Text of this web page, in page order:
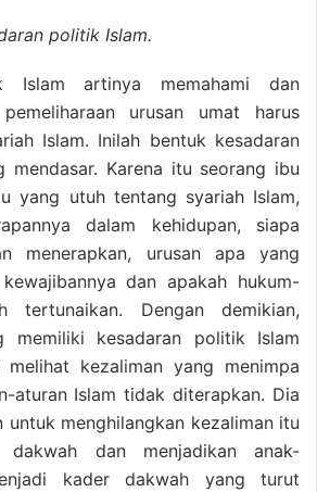
politik Islam.
Islam artinya memahami dan
urusan umat harus
Islam. Inilah bentuk kesadaran
mendasar. Karena itu seorang ibu
yang utuh tentang syariah Islam,
dalam kehidupan, siapa
menerapkan, urusan apa yang
dan apakah hukum-
tertunaikan. Dengan demikian,
memiliki kesadaran politik Islam
kezaliman yang menimpa
aturan Islam tidak diterapkan. Dia
untuk menghilangkan kezaliman itu
dakwah dan menjadikan anak-
kader dakwah yang turut